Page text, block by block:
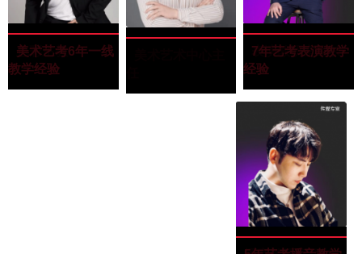
罗景文
罗景文
“四川美术学院”
色彩主教
美术艺考6年一线
教学经验
韦凯潇
韦凯潇
“毕业于武汉大
学”
表演教研室组长
7年艺考表演教学
经验